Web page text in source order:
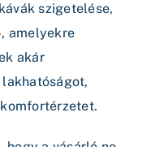
szigetelése,
amelyekre
akár